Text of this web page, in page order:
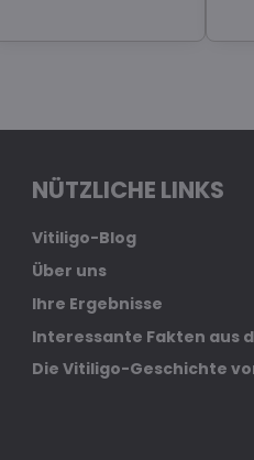
NÜTZLICHE LINKS
Vitiligo-Blog
Über uns
Ihre Ergebnisse
Interessante Fakten aus
Die Vitiligo-Geschichte